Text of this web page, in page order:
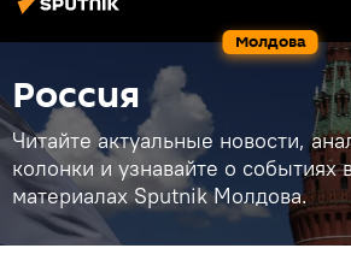
Молдова
Россия
Читайте актуальные новости,
колонки и узнавайте о событиях
материалах Sputnik Молдова.